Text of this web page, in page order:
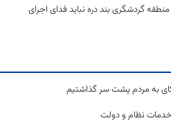
گردشگری بند دره نباید فدای اجرای
به مردم پشت سر گذاشتیم
نظام و دولت